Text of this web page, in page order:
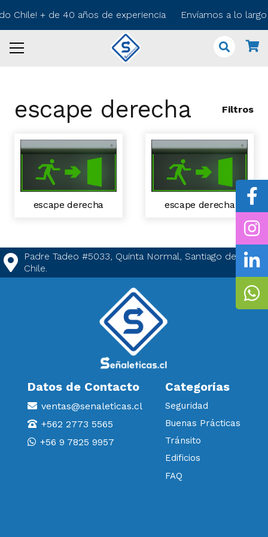
Chile! + de 40 años de experiencia Envíamos a lo
escape derecha Filtros
escape derecha escape derecha
Padre Tadeo #5033, Quinta Normal, Santiago de
Chile.
Datos de Contacto
ventas@senaleticas.cl
+562 2773 5565
+56 9 7825 9957
Categorías
Seguridad
Buenas Prácticas
Tránsito
Edificios
FAQ